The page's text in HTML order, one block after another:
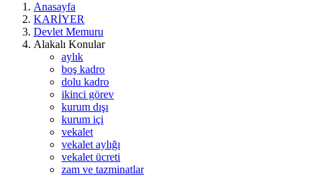
Anasayfa
KARİYER
Devlet Memuru
Alakalı Konular
aylık
boş kadro
dolu kadro
ikinci görev
kurum dışı
kurum içi
vekalet
vekalet aylığı
vekalet ücreti
zam ve tazminatlar